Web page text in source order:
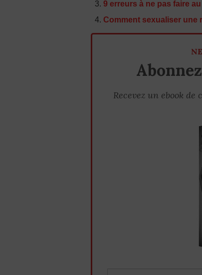
9 erreurs à ne pas faire
Comment sexualiser une
Recevez un ebook